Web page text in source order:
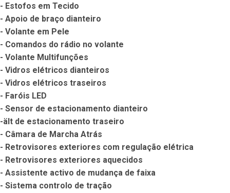
- Estofos em Tecido
- Apoio de braço dianteiro
- Volante em Pele
- Comandos do rádio no volante
- Volante Multifunções
- Vidros elétricos dianteiros
- Vidros elétricos traseiros
- Faróis LED
- Sensor de estacionamento dianteiro
-ält de estacionamento traseiro
- Câmara de Marcha Atrás
- Retrovisores exteriores com regulação elétrica
- Retrovisores exteriores aquecidos
- Assistente activo de mudança de faixa
- Sistema controlo de tração